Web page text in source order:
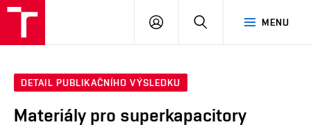
MENU
PŘIHLÁSIT
DETAIL PUBLIKAČNÍHO VÝSLEDKU
Materiály pro superkapacitory